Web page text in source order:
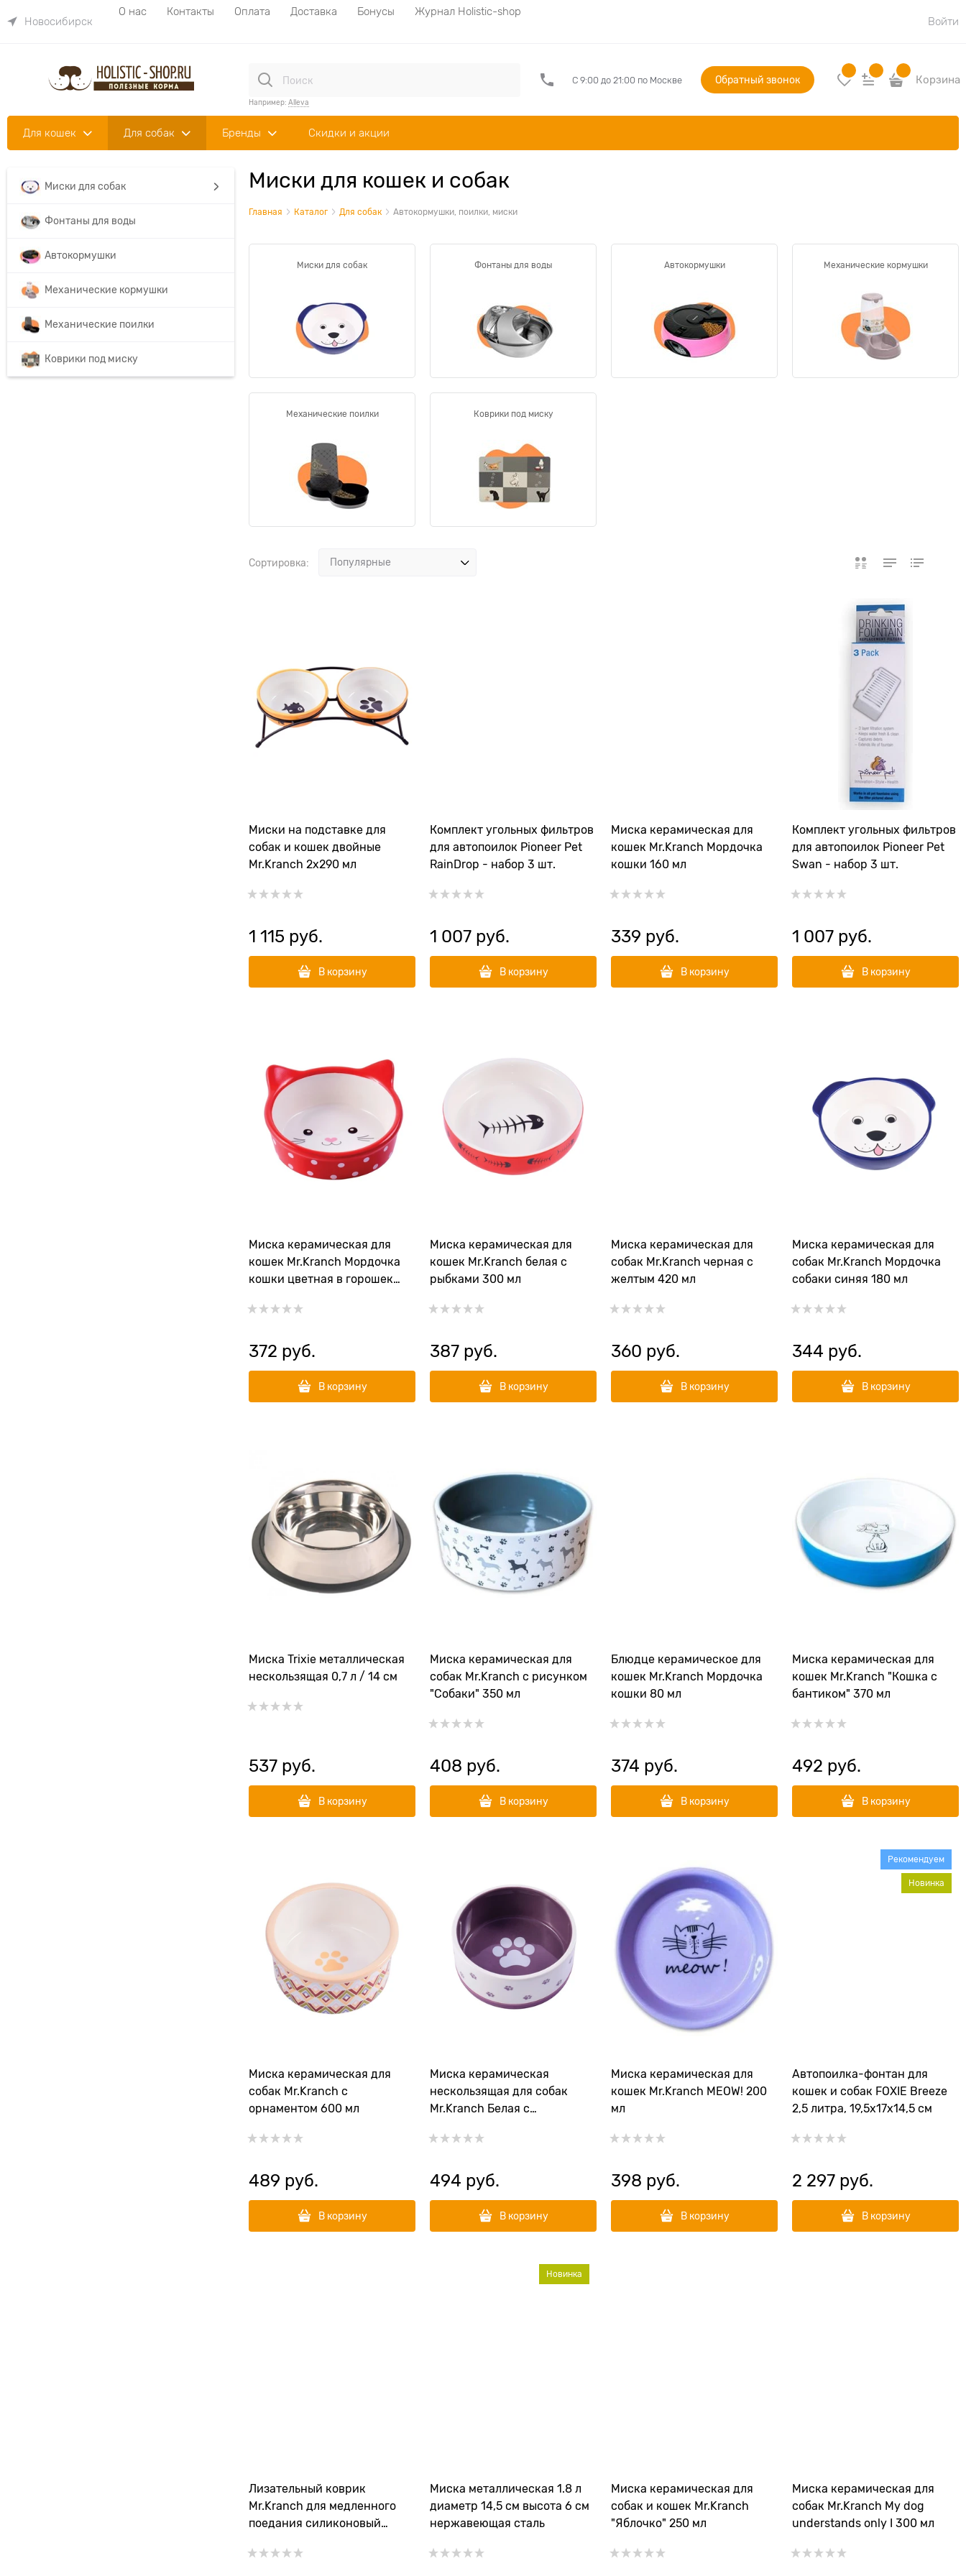
Новосибирск
О нас Контакты Оплата Доставка Бонусы
Журнал Holistic-shop
Войти
Например: Alleva
С 9:00 до 21:00 по Москве Обратный звонок Корзина
Для кошек Для собак Бренды Скидки и акции
Миски для собак
Фонтаны для воды
Автокормушки
Механические кормушки
Механические поилки
Коврики под миску
Миски для кошек и собак
Главная Каталог Для собак Автокормушки, поилки, миски
Миски для собак Фонтаны для воды Автокормушки Механические кормушки
Механические поилки Коврики под миску
Сортировка:
Миски на подставке для
собак и кошек двойные
Mr.Kranch 2х290 мл
1 115 руб.
В корзину
Комплект угольных фильтров
для автопоилок Pioneer Pet
RainDrop - набор 3 шт.
1 007 руб.
В корзину
Миска керамическая для
кошек Mr.Kranch Мордочка
кошки 160 мл
339 руб.
В корзину
Комплект угольных фильтров
для автопоилок Pioneer Pet
Swan - набор 3 шт.
1 007 руб.
В корзину
Миска керамическая для
кошек Mr.Kranch Мордочка
кошки цветная в горошек
372 руб.
В корзину
Миска керамическая для
кошек Mr.Kranch белая с
рыбками 300 мл
387 руб.
В корзину
Миска керамическая для
собак Mr.Kranch черная с
желтым 420 мл
360 руб.
В корзину
Миска керамическая для
собак Mr.Kranch Мордочка
собаки синяя 180 мл
344 руб.
В корзину
Миска Trixie металлическая
нескользящая 0,7 л / 14 см
537 руб.
В корзину
Миска керамическая для
собак Mr.Kranch с рисунком
"Собаки" 350 мл
408 руб.
В корзину
Блюдце керамическое для
кошек Mr.Kranch Мордочка
кошки 80 мл
374 руб.
В корзину
Миска керамическая для
кошек Mr.Kranch "Кошка с
бантиком" 370 мл
492 руб.
В корзину
Миска керамическая для
собак Mr.Kranch с
орнаментом 600 мл
489 руб.
В корзину
Миска керамическая
нескользящая для собак
Mr.Kranch Белая с
494 руб.
В корзину
Миска керамическая для
кошек Mr.Kranch MEOW! 200
мл
398 руб.
В корзину
Автопоилка-фонтан для
кошек и собак FOXIE Breeze
2,5 литра, 19,5х17х14,5 см
Рекомендуем
Новинка
2 297 руб.
В корзину
Лизательный коврик
Mr.Kranch для медленного
поедания силиконовый
Миска металлическая 1.8 л
диаметр 14,5 см высота 6 см
нержавеющая сталь
Новинка
Миска керамическая для
собак и кошек Mr.Kranch
"Яблочко" 250 мл
Миска керамическая для
собак Mr.Kranch My dog
understands only I 300 мл